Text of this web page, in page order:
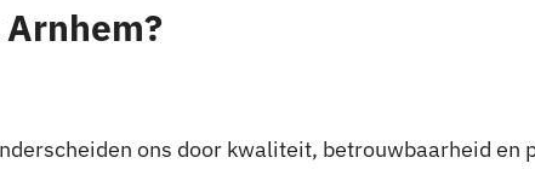
ons door kwaliteit, betrouwbaarheid en